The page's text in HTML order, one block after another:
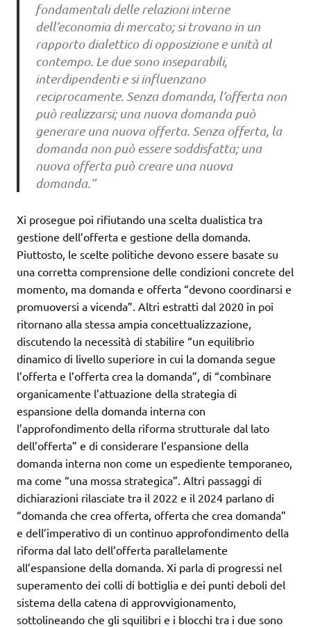
fondamentali delle relazioni interne
dell’economia di mercato; si trovano in un
rapporto dialettico di opposizione e unità al
contempo. Le due sono inseparabili,
interdipendenti e si influenzano
reciprocamente. Senza domanda, l’offerta non
può realizzarsi; una nuova domanda può
generare una nuova offerta. Senza offerta, la
domanda non può essere soddisfatta; una
nuova offerta può creare una nuova
domanda.”
Xi prosegue poi rifiutando una scelta dualistica tra
gestione dell’offerta e gestione della domanda.
Piuttosto, le scelte politiche devono essere basate su
una corretta comprensione delle condizioni concrete del
momento, ma domanda e offerta “devono coordinarsi e
promuoversi a vicenda”. Altri estratti dal 2020 in poi
ritornano alla stessa ampia concettualizzazione,
discutendo la necessità di stabilire “un equilibrio
dinamico di livello superiore in cui la domanda segue
l’offerta e l’offerta crea la domanda”, di “combinare
organicamente l’attuazione della strategia di
espansione della domanda interna con
l’approfondimento della riforma strutturale dal lato
dell’offerta” e di considerare l’espansione della
domanda interna non come un espediente temporaneo,
ma come “una mossa strategica”. Altri passaggi di
dichiarazioni rilasciate tra il 2022 e il 2024 parlano di
“domanda che crea offerta, offerta che crea domanda”
e dell’imperativo di un continuo approfondimento della
riforma dal lato dell’offerta parallelamente
all’espansione della domanda. Xi parla di progressi nel
superamento dei colli di bottiglia e dei punti deboli del
sistema della catena di approvvigionamento,
sottolineando che gli squilibri e i blocchi tra i due sono